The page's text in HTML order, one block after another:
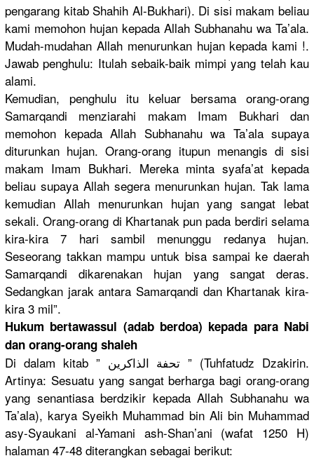
pengarang kitab Shahih Al-Bukhari). Di sisi makam beliau
kami memohon hujan kepada Allah Subhanahu wa Ta’ala.
Mudah-mudahan Allah menurunkanhujan kepada kami !.
Jawab penghulu: Itulah sebaik-baik mimpi yang telah kau
alami.
Kemudian, penghulu itu keluar bersama orang-orang
Samarqandi menziarahi makam Imam Bukhari dan
memohon kepada Allah Subhanahu wa Ta’ala supaya
diturunkan hujan. Orang-orang itupun menangis di sisi
makam Imam Bukhari. Mereka minta syafa’at kepada
beliau supaya Allah segera menurunkan hujan. Tak lama
kemudian Allah menurunkanhujan yang sangat lebat
sekali. Orang-orang di Khartanak pun pada berdiri selama
kira-kira 7 hari sambil menunggu redanya hujan.
Seseorang takkan mampu untuk bisa sampai ke daerah
Samarqandi dikarenakan hujan yang sangat deras.
Sedangkan jarak antara Samarqandi dan Khartanak kira-
kira 3 mil”.
Hukum bertawassul (adab berdoa) kepada para Nabi
dan orang-orang shaleh
Di dalam kitab ” تحفة الذاكرين ” (Tuhfatudz Dzakirin.
Artinya: Sesuatu yang sangat berharga bagi orang-orang
yang senantiasaberdzikir kepada Allah Subhanahu wa
Ta’ala), karya Syeikh Muhammad bin Ali bin Muhammad
asy-Syaukani al-Yamani ash-Shan’ani (wafat 1250 H)
halaman 47-48 diterangkan sebagai berikut: